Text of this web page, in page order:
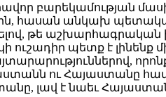
մասին՝
հասան անկախ
թե
ուշադիր պետք է
ու Հայաստանը
լավ է նաեւ